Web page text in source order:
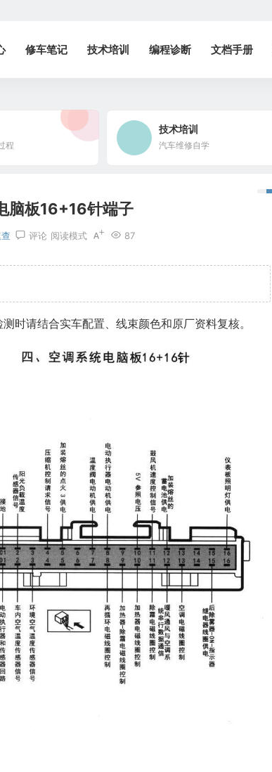
修车笔记 技术培训 编程诊断 文档手册
程
技术培训
汽车维修自学
脑板16+16针端子
评论 87
阅读模式
时请结合实车配置、线束颜色和原厂资料复核。